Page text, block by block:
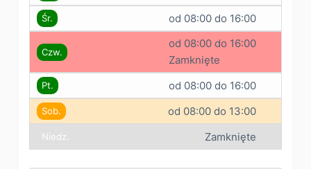
Śr. od 08:00 do 16:00
Czw.
od 08:00 do 16:00
Zamknięte
Pt. od 08:00 do 16:00
Sob. od 08:00 do 13:00
Niedz. Zamknięte